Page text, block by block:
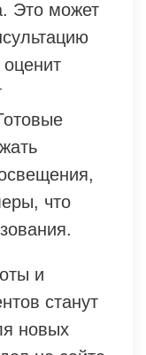
Это может
что
и
станут
новых